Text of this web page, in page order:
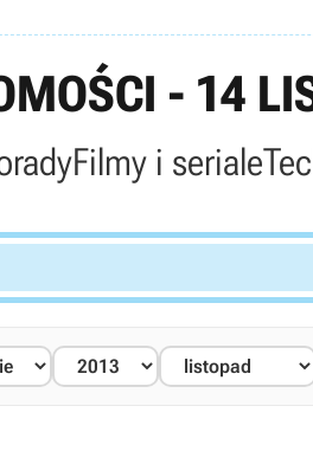
- 14
Filmy i seriale